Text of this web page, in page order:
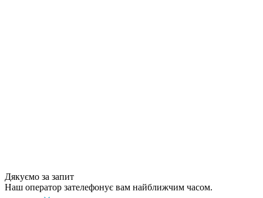
Дякуємо за запит
Наш оператор зателефонує вам найближчим часом.